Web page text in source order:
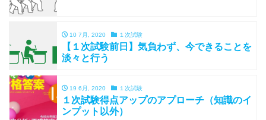
10 7月, 2020 １次試験
【１次試験前日】気負わず、今できることを
淡々と行う
19 6月, 2020 １次試験
１次試験得点アップのアプローチ（知識のイ
ンプット以外）